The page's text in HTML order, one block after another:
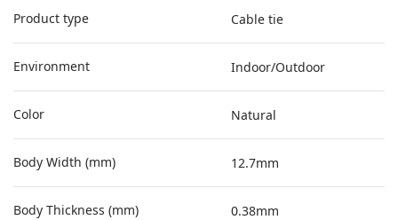
Product type Cable tie
Environment Indoor/Outdoor
Color Natural
Body Width (mm) 12.7mm
Body Thickness (mm) 0.38mm